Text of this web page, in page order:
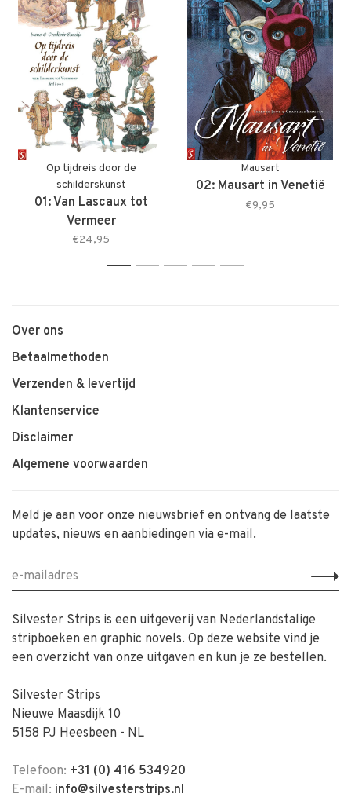
Op tijdreis door de
schilderskunst
01: Van Lascaux tot
Vermeer
€24,95
Mausart
02: Mausart in Venetië
€9,95
1 2 3 4 5
Over ons
Betaalmethoden
Verzenden & levertijd
Klantenservice
Disclaimer
Algemene voorwaarden
Meld je aan voor onze nieuwsbrief en ontvang de laatste
updates, nieuws en aanbiedingen via e-mail.
Silvester Strips is een uitgeverij van Nederlandstalige
stripboeken en graphic novels. Op deze website vind je
een overzicht van onze uitgaven en kun je ze bestellen.
Silvester Strips
Nieuwe Maasdijk 10
5158 PJ Heesbeen - NL
Telefoon: +31 (0) 416 534920
E-mail: info@silvesterstrips.nl